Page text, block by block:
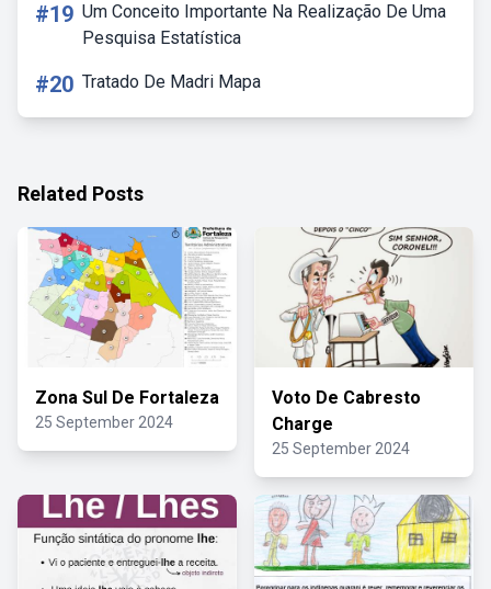
#19 Um Conceito Importante Na Realização De Uma
Pesquisa Estatística
#20 Tratado De Madri Mapa
Related Posts
Zona Sul De Fortaleza
25 September 2024
Voto De Cabresto
Charge
25 September 2024